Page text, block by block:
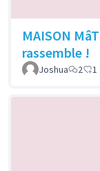
MAISON
rassemble !
Joshua 2 1